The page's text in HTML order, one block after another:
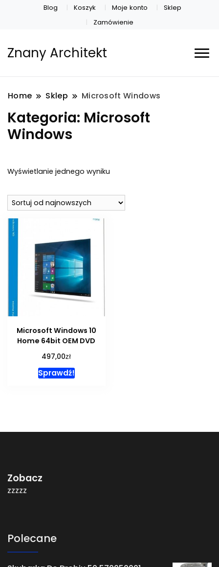
Blog Koszyk Moje konto
Sklep
Zamówienie
Znany Architekt
Home Sklep Microsoft Windows
Kategoria: Microsoft
Windows
Wyświetlanie jednego wyniku
Microsoft Windows 10
Home 64bit OEM DVD
497,00zł
Sprawdź!
Zobacz
zzzzz
Polecane